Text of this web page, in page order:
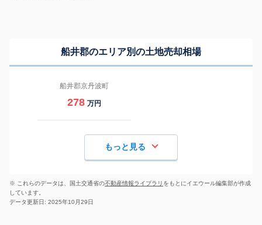
船井郡のエリア別の土地売却相場
船井郡京丹波町
278 万円
もっと見る
※ これらのデータは、国土交通省の不動産情報ライブラリ をもとにイエウール編集部が作成
しています。
データ更新日: 2025年10月29日